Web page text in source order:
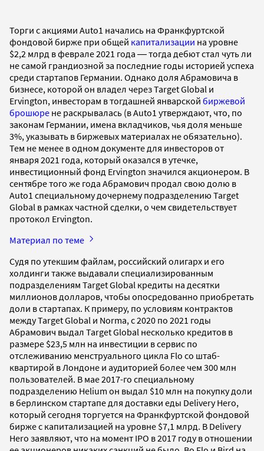
Торги с акциями Auto1 начались на Франкфуртской
фондовой бирже при общей капитализации на уровне
$2,2 млрд в феврале 2021 года ― тогда дебют стал чуть ли
не самой грандиозной за последние годы историей успеха
среди стартапов Германии. Однако доля Абрамовича в
бизнесе, которой он владел через Target Global и
Ervington, инвесторам в тогдашней январской биржевой
брошюре не раскрывалась (в Auto1 утверждают, что, по
законам Германии, имена вкладчиков, чья доля меньше
3%, указывать в биржевых материалах не обязательно).
Тем не менее в одном документе для инвесторов от
января 2021 года, который оказался в утечке,
инвестиционный фонд Ervington значился акционером. В
сентябре того же года Абрамович продал свою долю в
Auto1 специальному дочернему подразделению Target
Global в рамках частной сделки, о чем свидетельствует
протокол Ervington.
Материал по теме
Судя по утекшим файлам, российский олигарх и его
холдинги также выдавали специализированным
подразделениям Target Global кредиты на десятки
миллионов долларов, чтобы опосредованно приобретать
доли в стартапах. К примеру, по условиям контрактов
между Target Global и Norma, с 2020 по 2021 годы
Абрамович выдал Target Global несколько кредитов в
размере $23,5 млн на инвестиции в сервис по
отслеживанию менструального цикла Flo со штаб-
квартирой в Лондоне и аудиторией более чем 300 млн
пользователей. В мае 2017-го специальному
подразделению Helium он выдал $10 млн на покупку доли
в берлинском стартапе для доставки еды Delivery Hero,
который сегодня торгуется на Франкфуртской фондовой
бирже с капитализацией на уровне $7,1 млрд. В Delivery
Hero заявляют, что на момент IPO в 2017 году в отношении